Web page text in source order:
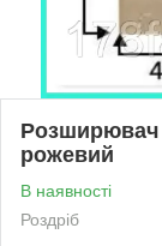
Розширювач
рожевий
В наявності
Роздріб